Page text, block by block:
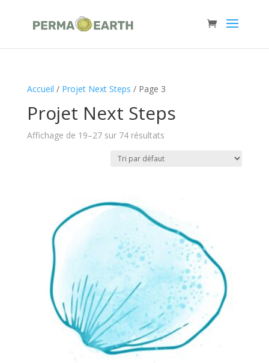
Accueil / Projet Next Steps / Page 3
Projet Next Steps
Affichage de 19–27 sur 74 résultats